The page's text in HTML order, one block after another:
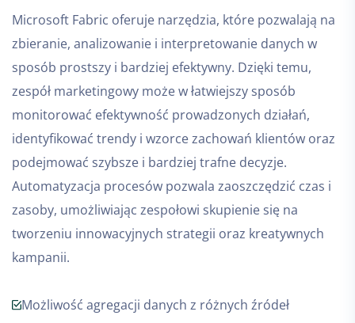
Microsoft Fabric oferuje narzędzia, które pozwalają na
zbieranie, analizowanie i interpretowanie danych w
sposób prostszy i bardziej efektywny. Dzięki temu,
zespół marketingowy może w łatwiejszy sposób
monitorować efektywność prowadzonych działań,
identyfikować trendy i wzorce zachowań klientów oraz
podejmować szybsze i bardziej trafne decyzje.
Automatyzacja procesów pozwala zaoszczędzić czas i
zasoby, umożliwiając zespołowi skupienie się na
tworzeniu innowacyjnych strategii oraz kreatywnych
kampanii.
Możliwość agregacji danych z różnych źródeł